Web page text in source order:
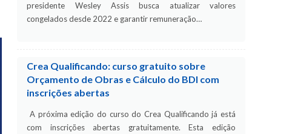
presidente Wesley Assis busca atualizar valores
congelados desde 2022 e garantir remuneração…
Crea Qualificando: curso gratuito sobre
Orçamento de Obras e Cálculo do BDI com
inscrições abertas
A próxima edição do curso do Crea Qualificando já está
com inscrições abertas gratuitamente. Esta edição